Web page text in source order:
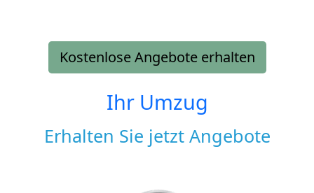
Kostenlose Angebote erhalten
Ihr Umzug
Erhalten Sie jetzt Angebote